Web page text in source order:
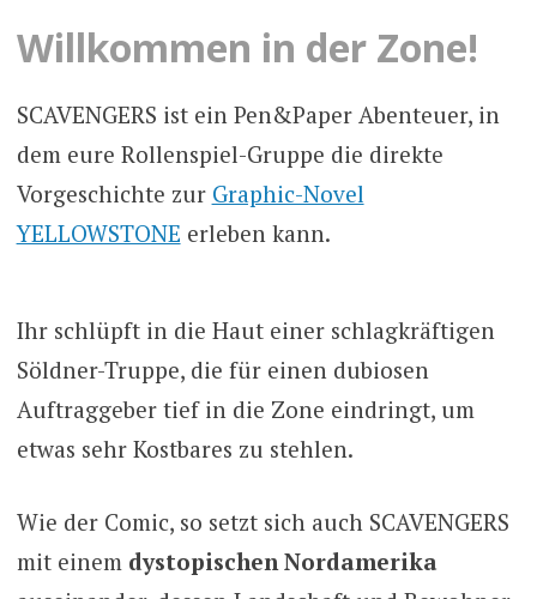
Willkommen in der Zone!
SCAVENGERS ist ein Pen&Paper Abenteuer, in
dem eure Rollenspiel-Gruppe die direkte
Vorgeschichte zur Graphic-Novel
YELLOWSTONE erleben kann.
Ihr schlüpft in die Haut einer schlagkräftigen
Söldner-Truppe, die für einen dubiosen
Auftraggeber tief in die Zone eindringt, um
etwas sehr Kostbares zu stehlen.
Wie der Comic, so setzt sich auch SCAVENGERS
mit einem dystopischen Nordamerika